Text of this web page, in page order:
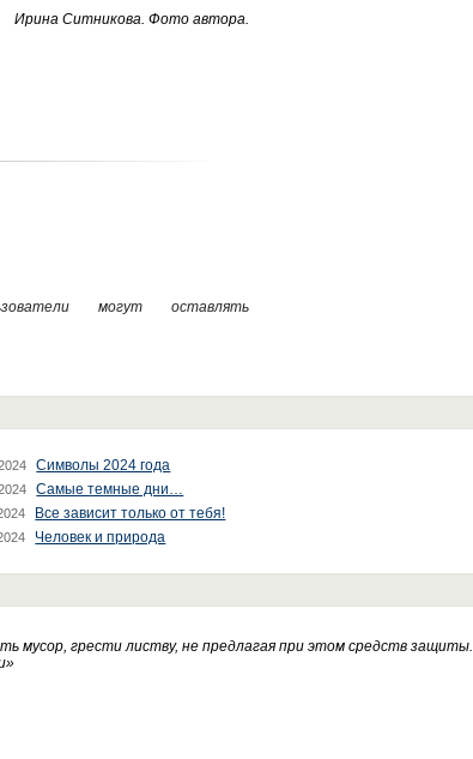
Ирина Ситникова. Фото автора.
могут оставлять
Символы 2024 года
Самые темные дни…
Все зависит только от тебя!
Человек и природа
мусор, грести листву, не предлагая при этом средств защиты.
»